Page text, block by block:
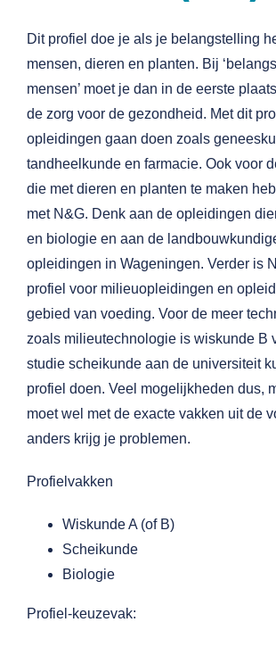
Dit profiel doe je als je belangstelling
mensen, dieren en planten. Bij
mensen’ moet je dan in de eerste
de zorg voor de gezondheid. Met dit
opleidingen gaan doen zoals
tandheelkunde en farmacie. Ook voor
die met dieren en planten te maken
met N&G. Denk aan de opleidingen
en biologie en aan de
opleidingen in Wageningen. Verder is
profiel voor milieuopleidingen en
gebied van voeding. Voor de meer
zoals milieutechnologie is wiskunde B
studie scheikunde aan de universiteit
profiel doen. Veel mogelijkheden dus,
moet wel met de exacte vakken uit de
anders krijg je problemen.
Profielvakken
Wiskunde A (of B)
Scheikunde
Biologie
Profiel-keuzevak: